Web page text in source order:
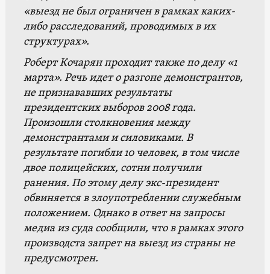
«выезд не был ограничен в рамках каких-
либо расследований, проводимых в их
структурах».
Роберт Кочарян проходит также по делу «1
марта». Речь идет о разгоне демонстрантов,
не признававших результаты
президентских выборов 2008 года.
Произошли столкновения между
демонстрантами и силовиками. В
результате погибли 10 человек, в том числе
двое полицейских, сотни получили
ранения. По этому делу экс-президент
обвиняется в злоупотреблении служебным
положением. Однако в ответ на запросы
медиа из суда сообщили, что в рамках этого
производста запрет на выезд из страны не
предусмотрен.